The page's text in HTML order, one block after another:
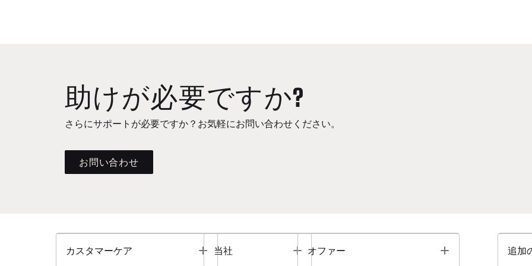
助けが必要ですか?
さらにサポートが必要ですか？お気軽にお問い合わせください。
お問い合わせ
カスタマーケア Toggle
当社 Toggle
オファー Toggle 追加